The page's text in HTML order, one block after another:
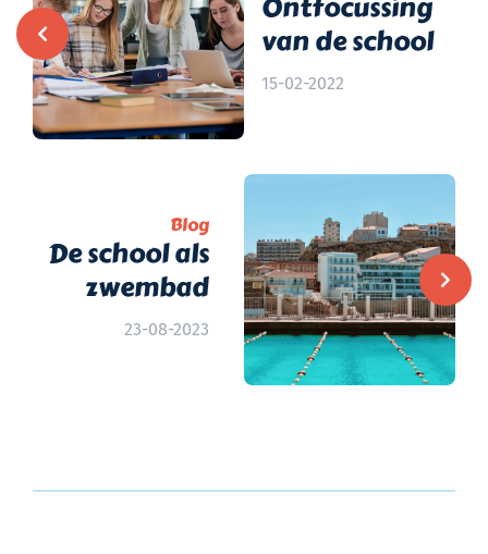
van de school
15-02-2022
Blog
De school als
zwembad
23-08-2023